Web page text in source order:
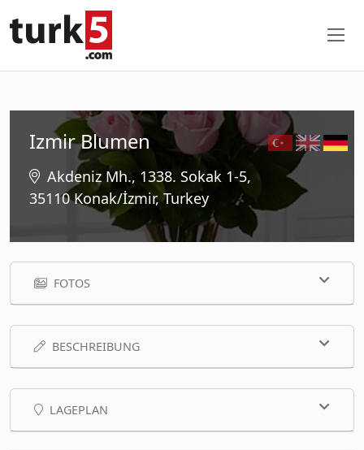
Izmir Blumen
Akdeniz Mh., 1338. Sokak 1-5,
35110 Konak/İzmir, Turkey
FOTOS
BESCHREIBUNG
LAGEPLAN